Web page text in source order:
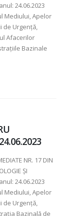
24.06.2023
Mediului, Apelor
de Urgenţă,
Afacerilor
Bazinale
NR. 17 DIN
ȘI
24.06.2023
Mediului, Apelor
de Urgenţă,
Bazinală de